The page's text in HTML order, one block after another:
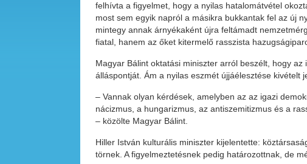
felhívta a figyelmet, hogy a nyilas hatalomátvétel
most sem egyik napról a másikra bukkantak fel az új
mintegy annak árnyékaként újra feltámadt
fiatal, hanem az őket kitermelő rasszista
Magyar Bálint oktatási miniszter arról beszélt, hogy
álláspontját. Ám a nyilas eszmét újjáélesztése kivételt
– Vannak olyan kérdések, amelyben az az igazi
nácizmus, a hungarizmus, az antiszemitizmus és a
– közölte Magyar Bálint.
Hiller István kulturális miniszter kijelentette:
törnek. A figyelmeztetésnek pedig határozottnak, de